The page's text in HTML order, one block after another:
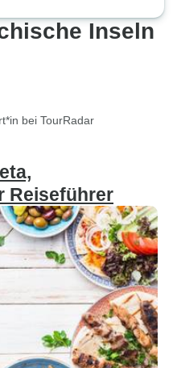
Inseln
bei TourRadar
Reiseführer